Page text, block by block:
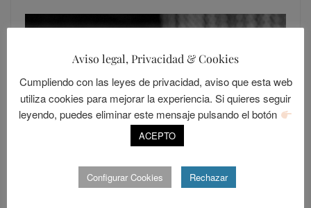
Aviso legal, Privacidad & Cookies
Cumpliendo con las leyes de privacidad, aviso que esta web
utiliza cookies para mejorar la experiencia. Si quieres seguir
leyendo, puedes eliminar este mensaje pulsando el botón
ACEPTO
Configurar Cookies Rechazar